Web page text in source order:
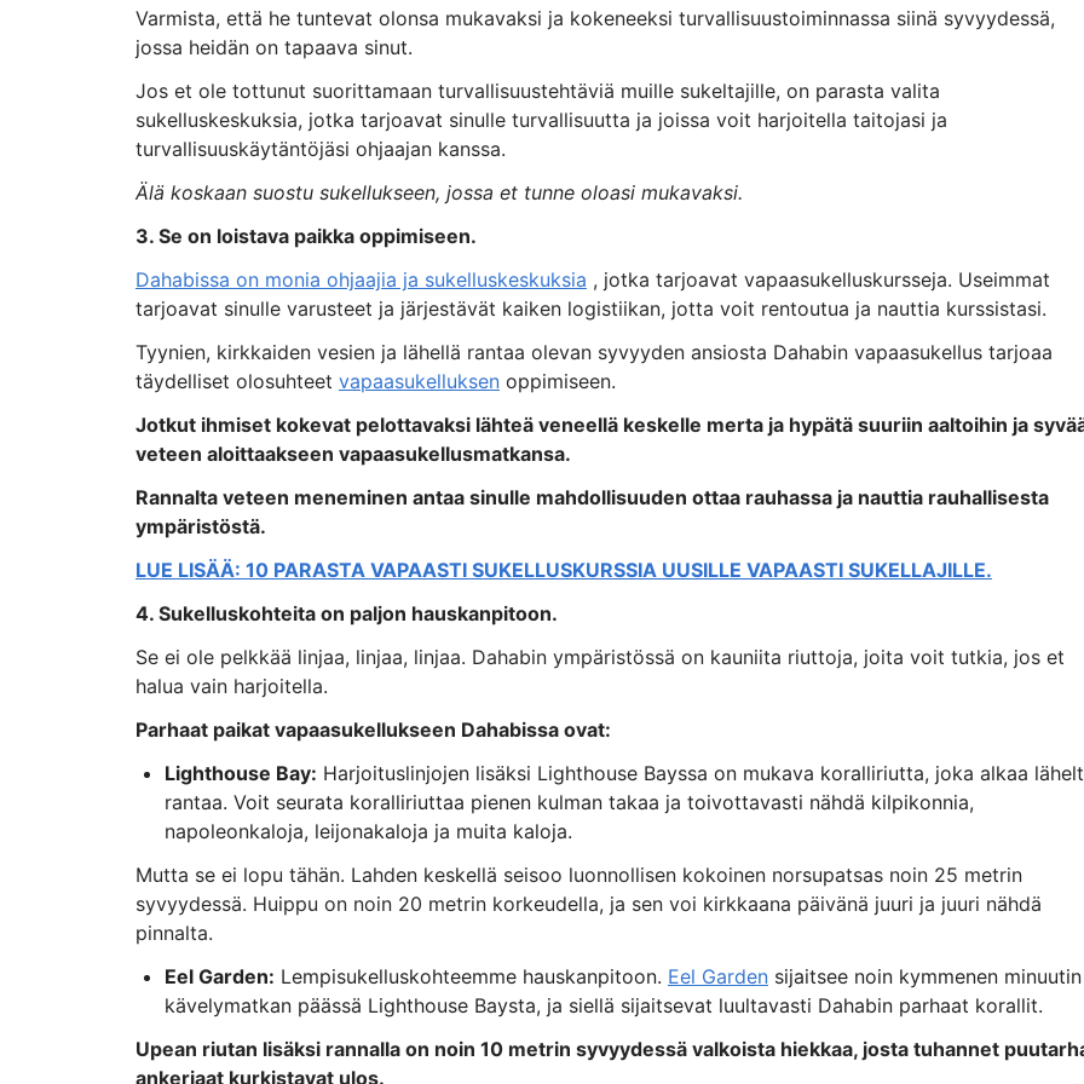
Varmista, että he tuntevat olonsa mukavaksi ja kokeneeksi turvallisuustoiminnassa siinä syvyydessä,
jossa heidän on tapaava sinut.
Jos et ole tottunut suorittamaan turvallisuustehtäviä muille sukeltajille, on parasta valita
sukelluskeskuksia, jotka tarjoavat sinulle turvallisuutta ja joissa voit harjoitella taitojasi ja
turvallisuuskäytäntöjäsi ohjaajan kanssa.
Älä koskaan suostu sukellukseen, jossa et tunne oloasi mukavaksi.
3. Se on loistava paikka oppimiseen.
Dahabissa on monia ohjaajia ja sukelluskeskuksia , jotka tarjoavat vapaasukelluskursseja. Useimmat
tarjoavat sinulle varusteet ja järjestävät kaiken logistiikan, jotta voit rentoutua ja nauttia kurssistasi.
Tyynien, kirkkaiden vesien ja lähellä rantaa olevan syvyyden ansiosta Dahabin vapaasukellus tarjoaa
täydelliset olosuhteet vapaasukelluksenoppimiseen.
Jotkut ihmiset kokevat pelottavaksi lähteä veneellä keskelle merta ja hypätä suuriin aaltoihin ja
veteen aloittaakseen vapaasukellusmatkansa.
Rannalta veteen meneminen antaa sinulle mahdollisuuden ottaa rauhassa ja nauttia rauhallisesta
ympäristöstä.
LUE LISÄÄ: 10 PARASTA VAPAASTI SUKELLUSKURSSIA UUSILLE VAPAASTI SUKELLAJILLE.
4. Sukelluskohteita on paljon hauskanpitoon.
Se ei ole pelkkää linjaa, linjaa, linjaa. Dahabin ympäristössä on kauniita riuttoja, joita voit tutkia, jos et
halua vain harjoitella.
Parhaat paikat vapaasukellukseen Dahabissa ovat:
Lighthouse Bay: Harjoituslinjojen lisäksi Lighthouse Bayssa on mukava koralliriutta, joka alkaa
rantaa. Voit seurata koralliriuttaa pienen kulman takaa ja toivottavasti nähdä kilpikonnia,
napoleonkaloja, leijonakaloja ja muita kaloja.
Mutta se ei lopu tähän. Lahden keskellä seisoo luonnollisen kokoinen norsupatsas noin 25 metrin
syvyydessä. Huippu on noin 20 metrin korkeudella, ja sen voi kirkkaana päivänä juuri ja juuri nähdä
pinnalta.
Eel Garden: Lempisukelluskohteemme hauskanpitoon. Eel Gardensijaitsee noin kymmenen minuutin
kävelymatkan päässä Lighthouse Baysta, ja siellä sijaitsevat luultavasti Dahabin parhaat korallit.
Upean riutan lisäksi rannalla on noin 10 metrin syvyydessä valkoista hiekkaa, josta tuhannet
ankeriaat kurkistavat ulos.